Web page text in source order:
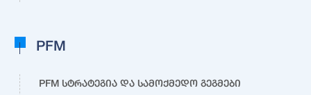
PFM
PFM სტრატეგია და სამოქმედო გეგმები